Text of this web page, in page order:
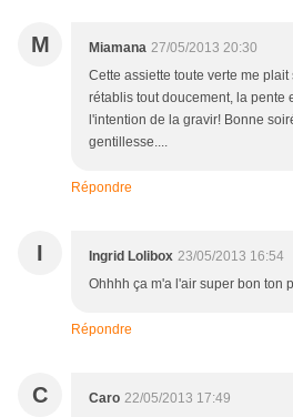
M Miamana 27/05/2013 20:30
Cette assiette toute verte me plait
rétablis tout doucement, la pente
l'intention de la gravir! Bonne
gentillesse....
Répondre
I Ingrid Lolibox 23/05/2013 16:54
Ohhhh ça m'a l'air super bon ton
Répondre
C Caro 22/05/2013 17:49